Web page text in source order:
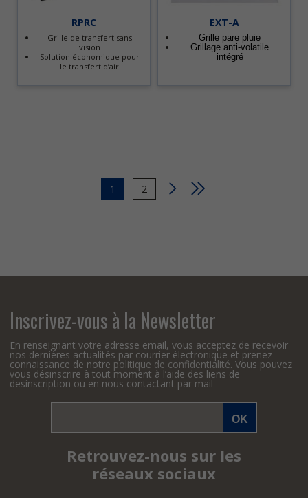
RPRC
Grille de transfert sans
vision
Solution économique pour
le transfert d’air
EXT-A
Grille pare pluie
Grillage anti-volatile
intégré
Page
courante
1 Page
2
Inscrivez-vous à la Newsletter
En renseignant votre adresse email, vous acceptez de recevoir
nos dernières actualités par courrier électronique et prenez
connaissance de notre politique de confidentialité. Vous pouvez
vous désinscrire à tout moment à l’aide des liens de
desinscription ou en nous contactant par mail
Retrouvez-nous sur les
réseaux sociaux